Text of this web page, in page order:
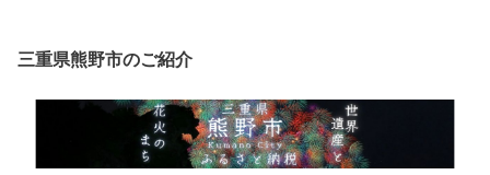
三重県熊野市のご紹介